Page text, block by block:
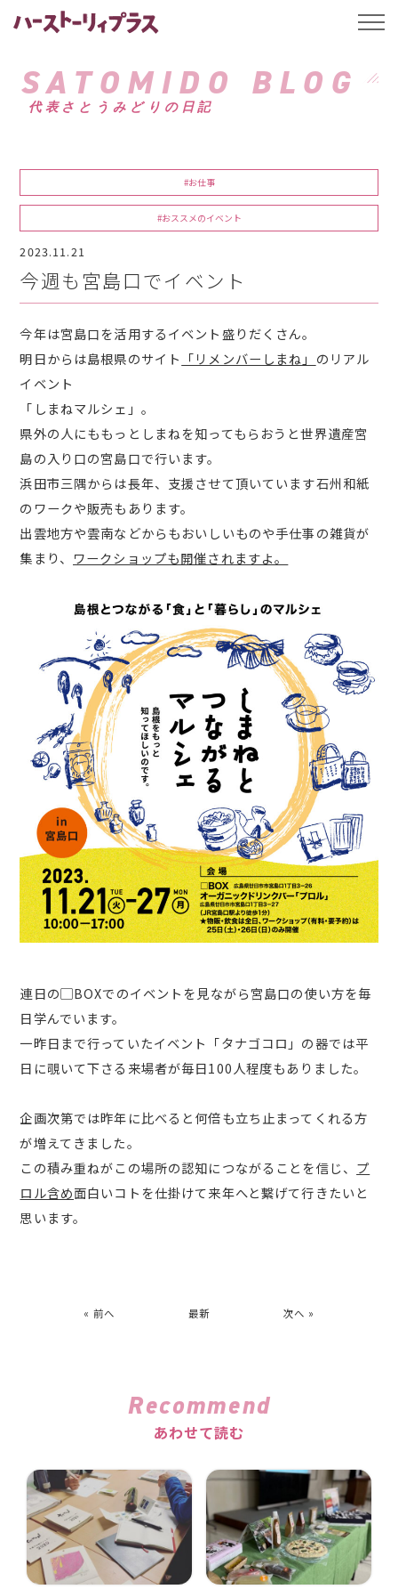
ハーストーリィプ
SATOMIDO BLOG
代表さとうみどりの日記
#お仕事
#おススメのイベント
2023.11.21
今週も宮島口でイベント
今年は宮島口を活用するイベント盛りだくさん。
明日からは島根県のサイト 「リメンバーしまね」 のリアル
イベント
「しまねマルシェ」。
県外の人にももっとしまねを知ってもらおうと世界遺産宮
島の入り口の宮島口で行います。
浜田市三隅からは長年、支援させて頂いています石州和紙
のワークや販売もあります。
出雲地方や雲南などからもおいしいものや手仕事の雑貨が
集まり、 ワークショップも開催されますよ。
連日の▢BOXでのイベントを見ながら宮島口の使い方を毎
日学んでいます。
一昨日まで行っていたイベント「タナゴコロ」の器では平
日に覗いて下さる来場者が毎日100人程度もありました。
企画次第では昨年に比べると何倍も立ち止まってくれる方
が増えてきました。
この積み重ねがこの場所の認知につながることを信じ、 プ
ロル含め面白いコトを仕掛けて来年へと繋げて行きたいと
思います。
« 前へ 最新 次へ »
Recommend
あわせて読む
t
l
a
n